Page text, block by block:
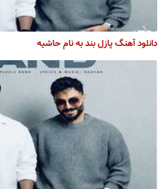
دانلود آهنگ پازل بند به نام حاشیه